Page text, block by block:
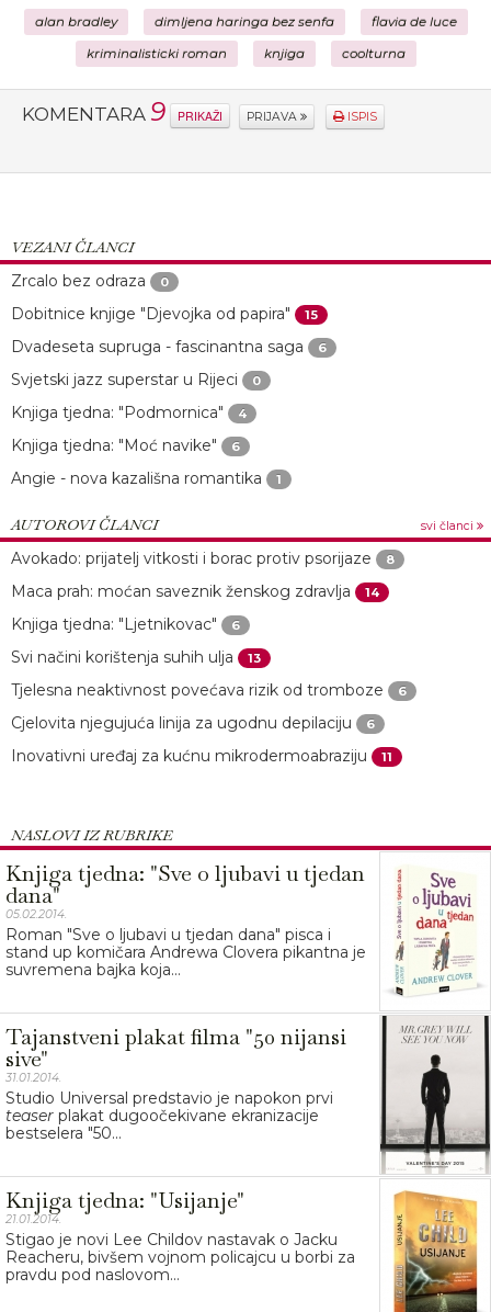
alan bradley dimljena haringa bez senfa flavia de luce
kriminalisticki roman knjiga coolturna
KOMENTARA 9 PRIKAŽI PRIJAVA ISPIS
VEZANI ČLANCI
Zrcalo bez odraza
0
Dobitnice knjige "Djevojka od papira" 15
Dvadeseta supruga - fascinantna saga 6
Svjetski jazz superstar u Rijeci 0
Knjiga tjedna: "Podmornica" 4
Knjiga tjedna: "Moć navike" 6
Angie - nova kazališna romantika 1
AUTOROVI ČLANCI svi članci
Avokado: prijatelj vitkosti i borac protiv psorijaze 8
Maca prah: moćan saveznik ženskog zdravlja 14
Knjiga tjedna: "Ljetnikovac" 6
Svi načini korištenja suhih ulja 13
Tjelesna neaktivnost povećava rizik od tromboze 6
Cjelovita njegujuća linija za ugodnu depilaciju 6
Inovativni uređaj za kućnu mikrodermoabraziju 11
NASLOVI IZ RUBRIKE
Knjiga tjedna: "Sve o ljubavi u tjedan
dana"
05.02.2014.
Roman "Sve o ljubavi u tjedan dana" pisca i
stand up komičara Andrewa Clovera pikantna je
suvremena bajka koja...
Tajanstveni plakat filma "50 nijansi
sive"
31.01.2014.
Studio Universal predstavio je napokon prvi
teaser plakat dugoočekivane ekranizacije
bestselera "50...
Knjiga tjedna: "Usijanje"
21.01.2014.
Stigao je novi Lee Childov nastavak o Jacku
Reacheru, bivšem vojnom policajcu u borbi za
pravdu pod naslovom...